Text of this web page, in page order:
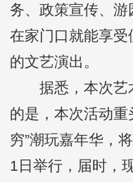
务、政策宣传、
在家门口就能享
的文艺演出。
据悉，本次艺
的是，本次活动
穷”潮玩嘉年华，
1日举行，届时，